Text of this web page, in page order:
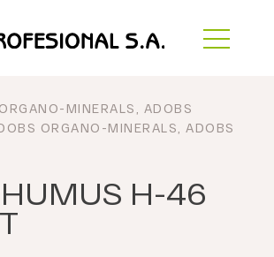
MINERALS
ADOBS
ORGANO-MINERALS
ADOBS
H-46